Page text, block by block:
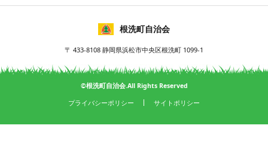
根洗町自治会
〒 433-8108 静岡県浜松市中央区根洗町 1099-1
©根洗町自治会.All Rights Reserved
プライバシーポリシー サイトポリシー